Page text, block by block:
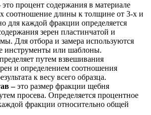
это процент содержания в материале
соотношение длины к толщине от 3-х и
для каждой фракции определяется
зерен пластинчатой и
Для отбора и замера используются
инструменты или шаблоны.
путем взвешивания
и определением соотношения
к весу всего образца.
–это размер фракции щебня
просева. Определяется процентное
фракции относительно общей